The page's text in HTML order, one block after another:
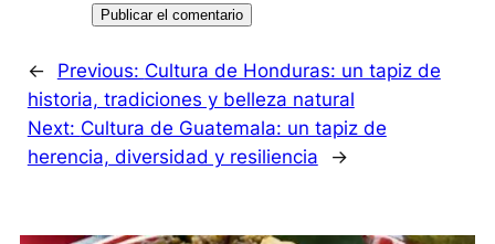
← Previous: Cultura de Honduras: un tapiz de
historia, tradiciones y belleza natural
Next: Cultura de Guatemala: un tapiz de
herencia, diversidad y resiliencia
→